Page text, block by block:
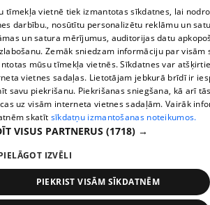
Komentāru pievienošana
TV programma
Līguma noteikumi
360 Ziņu kontakti
Helio Media
Portāla palīdzības dienests: e-pasts -
All rights reserved.
tīmekļa vietnē tiek izmantotas sīkdatnes, lai
darbību., nosūtītu personalizētu reklāmu un
un satura mērījumus, auditorijas datu
Zemāk sniedzam informāciju par visām
mūsu tīmekļa vietnēs. Sīkdatnes var
vietnes sadaļas. Lietotājam jebkurā brīdī ir
savu piekrišanu. Piekrišanas sniegšana, kā arī
uz visām interneta vietnes sadaļām. Vairāk
skatīt sīkdatņu izmantošanas noteikumos.
VISUS PARTNERUS (1718) →
IZVĒLI
PIEKRIST VISĀM SĪKDATNĒM